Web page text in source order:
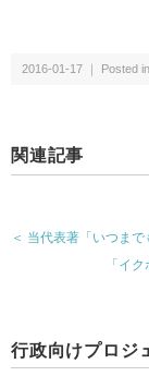
2016-01-17 ｜ Posted in
関連記事
＜ 当代表著「いつま
「イ
行政向けプロジ